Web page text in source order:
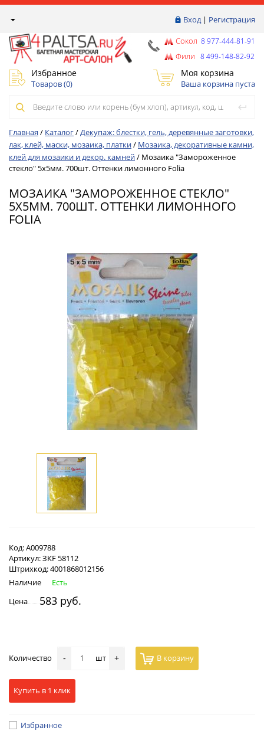
Вход| Регистрация
Сокол 8 977-444-81-91
Фили 8 499-148-82-92
Избранное
Товаров (0)
Моя корзина
Ваша корзина пуста
Главная / Каталог/Декупаж: блестки, гель, деревянные заготовки,
лак, клей, маски, мозаика, платки/ Мозаика, декоративные камни,
клей для мозаики и декор. камней/ Мозаика "Замороженное
стекло" 5х5мм. 700шт. Оттенки лимонного Folia
МОЗАИКА "ЗАМОРОЖЕННОЕ СТЕКЛО"
5Х5ММ. 700ШТ. ОТТЕНКИ ЛИМОННОГО
FOLIA
Код:А009788
Артикул:ЗКF 58112
Штрихкод:4001868012156
Наличие
Есть
Цена
583 руб.
Количество - шт + В корзину
Купить в 1 клик
Избранное